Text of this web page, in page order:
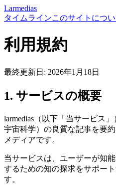
Larmedias
タイムラインこのサイトにつ
利用規約
最終更新日: 2026年1月18日
1. サービスの概要
larmedias（以下「当サービス
宇宙科学）の良質な記事を要
メディアです。
当サービスは、ユーザーが知
するための知の探求をサポー
す。